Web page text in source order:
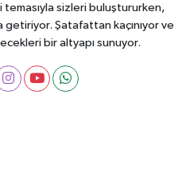
sizleri buluştururken,
Şatafattan kaçınıyor ve
bir altyapı sunuyor.